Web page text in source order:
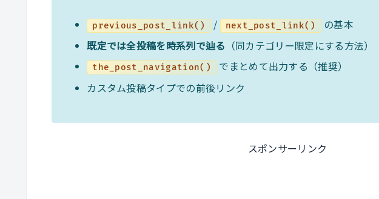
previous_post_link() / next_post_link()
の基本
既定では全投稿を時系列で辿る （同カテゴリー限定にする方法）
the_post_navigation()
でまとめて出力する（推奨）
カスタム投稿タイプでの前後リンク
スポンサーリンク